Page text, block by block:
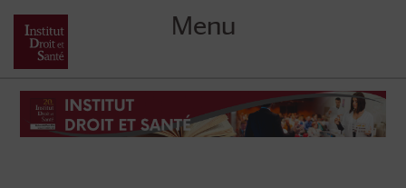
Menu
content